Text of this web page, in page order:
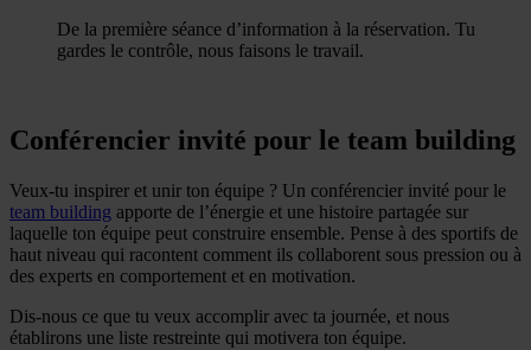
De la première séance d’information à la réservation. Tu
gardes le contrôle, nous faisons le travail.
Conférencier invité pour le team building
Veux-tu inspirer et unir ton équipe ? Un conférencier invité pour le
team building apporte de l’énergie et une histoire partagée sur
laquelle ton équipe peut construire ensemble. Pense à des sportifs de
haut niveau qui racontent comment ils collaborent sous pression ou à
des experts en comportement et en motivation.
Dis-nous ce que tu veux accomplir avec ta journée, et nous
établirons une liste restreinte qui motivera ton équipe.